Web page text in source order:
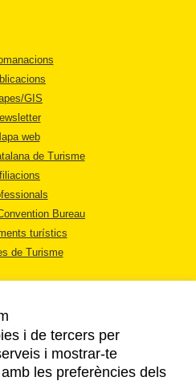
GIS
web
de Turisme
Bureau
turístics
de Turisme
LEGAL
i de tercers per
i mostrar-te
les preferències dels